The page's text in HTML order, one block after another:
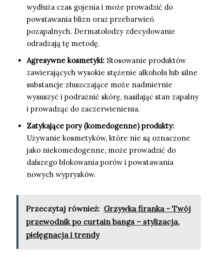
wydłuża czas gojenia i może prowadzić do
powstawania blizn oraz przebarwień
pozapalnych. Dermatolodzy zdecydowanie
odradzają tę metodę.
Agresywne kosmetyki: Stosowanie produktów
zawierających wysokie stężenie alkoholu lub silne
substancje złuszczające może nadmiernie
wysuszyć i podrażnić skórę, nasilając stan zapalny
i prowadząc do zaczerwienienia.
Zatykające pory (komedogenne) produkty:
Używanie kosmetyków, które nie są oznaczone
jako niekomedogenne, może prowadzić do
dalszego blokowania porów i powstawania
nowych wyprysków.
Przeczytaj również: Grzywka firanka - Twój
przewodnik po curtain bangs – stylizacja,
pielęgnacja i trendy